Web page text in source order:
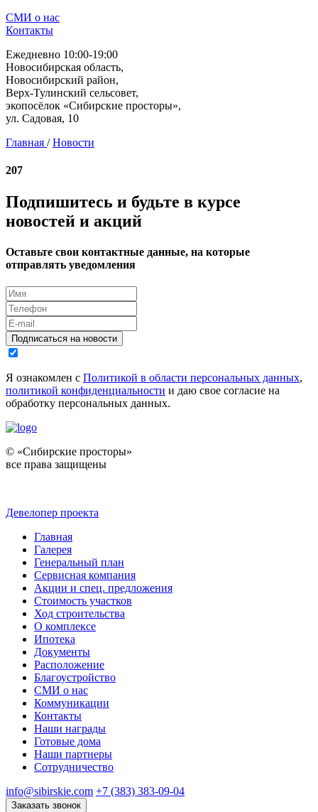
СМИ о нас
Контакты
Ежедневно 10:00-19:00
Новосибирская область,
Новосибирский район,
Верх-Тулинский сельсовет,
экопосёлок «Сибирские просторы»,
ул. Садовая, 10
Главная / Новости
207
Подпишитесь и будьте в курсе
новостей и акций
Оставьте свои контактные данные, на которые
отправлять уведомления
Подписаться на новости
Я ознакомлен с Политикой в области персональных данных,
политикой конфиденциальности и даю свое согласие на
обработку персональных данных.
© «Сибирские просторы»
все права защищены
Девелопер проекта
Главная
Галерея
Генеральный план
Сервисная компания
Акции и спец. предложения
Стоимость участков
Ход строительства
О комплексе
Ипотека
Документы
Расположение
Благоустройство
СМИ о нас
Коммуникации
Контакты
Наши награды
Готовые дома
Наши партнеры
Сотрудничество
info@sibirskie.com +7 (383) 383-09-04
Заказать звонок